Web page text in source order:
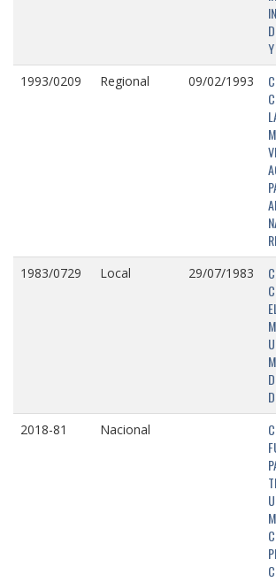
1993/0209 Regional 09/02/1993
1983/0729 Local 29/07/1983
2018-81 Nacional